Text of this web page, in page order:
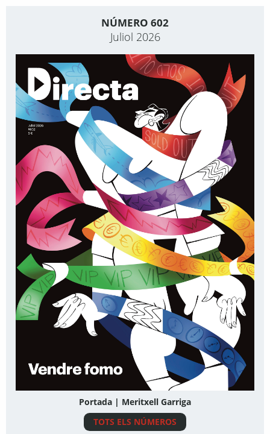
NÚMERO 602
Juliol 2026
Portada | Meritxell Garriga
TOTS ELS NÚMEROS